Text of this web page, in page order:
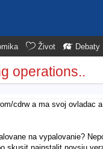
Život Debaty
operations..
cdrw a ma svoj ovladac
na vypalovanie?